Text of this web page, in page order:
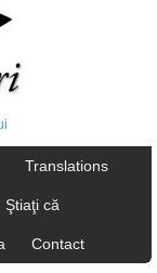
Translations
Ştiaţi că
Contact